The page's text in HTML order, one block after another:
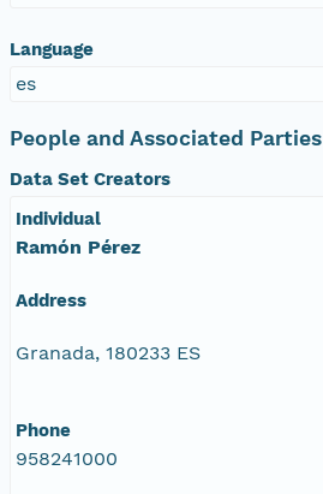
Language
es
People and Associated Parties
Data Set Creators
Individual
Ramón Pérez
Address
Granada, 180233 ES
Phone
958241000